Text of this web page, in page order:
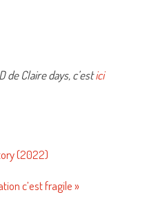
de Claire days, c’estici
(2022)
c’est fragile »